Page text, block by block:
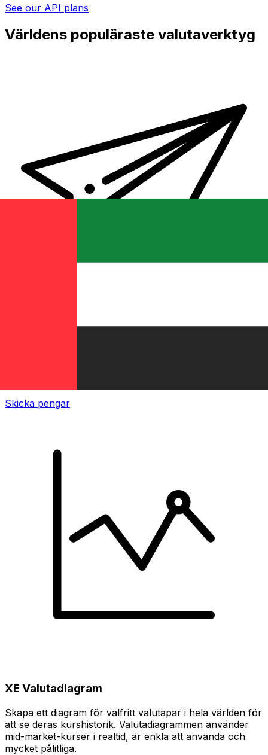
See our API plans
Världens populäraste valutaverktyg
Skicka pengar
XE Valutadiagram
Skapa ett diagram för valfritt valutapar i hela världen för
att se deras kurshistorik. Valutadiagrammen använder
mid-market-kurser i realtid, är enkla att använda och
mycket pålitliga.